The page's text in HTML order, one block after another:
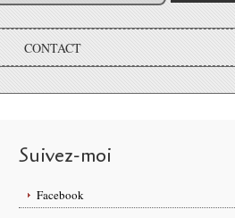
CONTACT
Suivez-moi
Facebook